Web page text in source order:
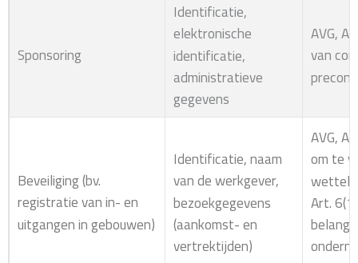
Sponsoring
Identificatie,
elektronische
identificatie,
administratieve
gegevens
AVG,
van
Beveiliging (bv.
registratie van in- en
uitgangen in gebouwen)
Identificatie, naam
van de werkgever,
bezoekgegevens
(aankomst- en
vertrektijden)
AVG,
om te
Art.
belang: